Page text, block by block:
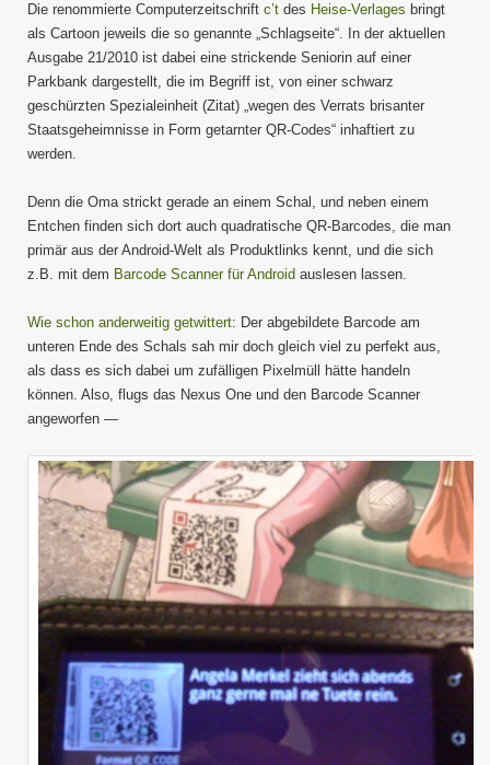
Die renommierte Computerzeitschrift c’t des Heise-Verlages bringt
als Cartoon jeweils die so genannte „Schlagseite“. In der aktuellen
Ausgabe 21/2010 ist dabei eine strickende Seniorin auf einer
Parkbank dargestellt, die im Begriff ist, von einer schwarz
geschürzten Spezialeinheit (Zitat) „wegen des Verrats brisanter
Staatsgeheimnisse in Form getarnter QR-Codes“ inhaftiert zu
werden.
Denn die Oma strickt gerade an einem Schal, und neben einem
Entchen finden sich dort auch quadratische QR-Barcodes, die man
primär aus der Android-Welt als Produktlinks kennt, und die sich
z.B. mit dem Barcode Scanner für Android auslesen lassen.
Wie schon anderweitig getwittert: Der abgebildete Barcode am
unteren Ende des Schals sah mir doch gleich viel zu perfekt aus,
als dass es sich dabei um zufälligen Pixelmüll hätte handeln
können. Also, flugs das Nexus One und den Barcode Scanner
angeworfen —